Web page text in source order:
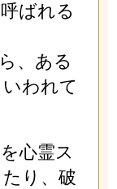
ばれる
、ある
われて
心霊ス
り、破